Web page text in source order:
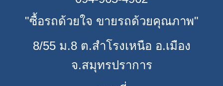
"ซื้อรถด้วยใจ ขายรถด้วยคุณภาพ"
8/55 ม.8 ต.สำโรงเหนือ อ.เมือง
จ.สมุทรปราการ